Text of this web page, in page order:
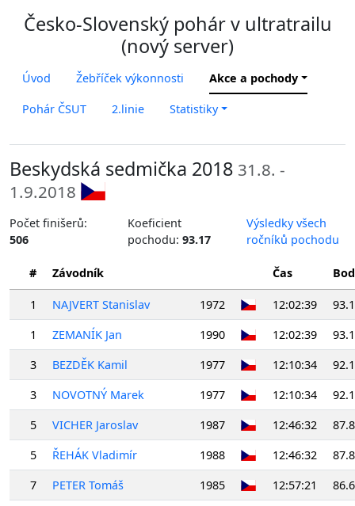
Česko-Slovenský pohár v ultratrailu
(nový server)
Úvod Žebříček výkonnosti Akce a pochody
Pohár ČSUT 2.linie Statistiky
Beskydská sedmička 2018 31.8. -
1.9.2018
Počet finišerů:
506
Koeficient
pochodu:93.17
Výsledky všech
ročníků pochodu
# Závodník Čas
1 NAJVERT Stanislav 1972 12:02:39
1
ZEMANÍK Jan 1990 12:02:39
3
BEZDĚK Kamil 1977 12:10:34
3
NOVOTNÝ Marek 1977 12:10:34
5
VICHER Jaroslav 1987 12:46:32
5
ŘEHÁK Vladimír 1988 12:46:32
7
PETER Tomáš 1985 12:57:21